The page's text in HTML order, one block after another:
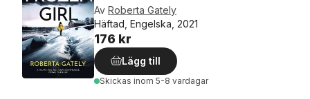
Av Roberta Gately
Häftad, Engelska, 2021
176 kr
Lägg till
Skickas inom 5-8 vardagar